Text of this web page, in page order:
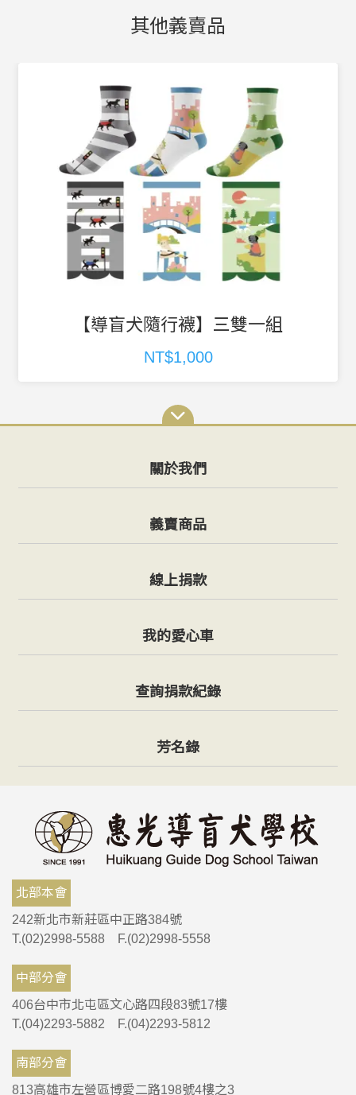
其他義賣品
【導盲犬隨行襪】三雙一組
NT$1,000
關於我們
義賣商品
線上捐款
我的愛心車
查詢捐款紀錄
芳名錄
北部本會
242新北市新莊區中正路384號
T.(02)2998-5588 F.(02)2998-5558
中部分會
406台中市北屯區文心路四段83號17樓
T.(04)2293-5882 F.(04)2293-5812
南部分會
813高雄市左營區博愛二路198號4樓之3